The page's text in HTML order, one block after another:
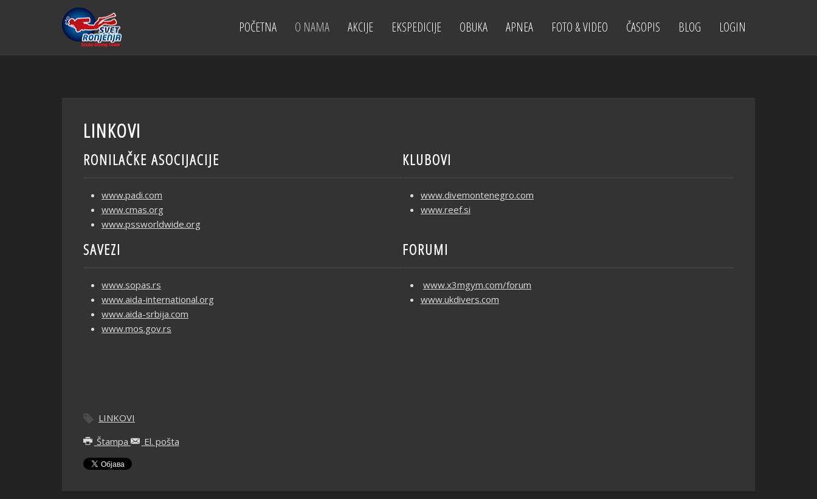
POČETNA O NAMA AKCIJE EKSPEDICIJE OBUKA APNEA FOTO & VIDEO ČASOPIS BLOG LOGIN
LINKOVI
RONILAČKE ASOCIJACIJE
www.padi.com
www.cmas.org
www.pssworldwide.org
KLUBOVI
www.divemontenegro.com
www.reef.si
SAVEZI
www.sopas.rs
www.aida-international.org
www.aida-srbija.com
www.mos.gov.rs
FORUMI
www.x3mgym.com/forum
www.ukdivers.com
LINKOVI
Štampa
El. pošta